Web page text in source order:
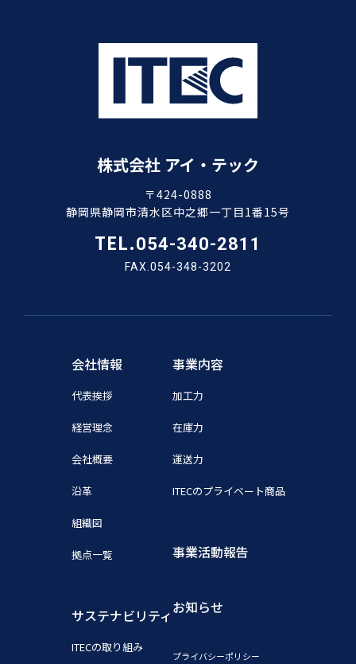
株式会社 アイ・テック
〒424-0888
静岡県静岡市清水区中之郷一丁目1番15号
TEL.054-340-2811
FAX.054-348-3202
会社情報
代表挨拶
経営理念
会社概要
沿革
組織図
拠点一覧
サステナビリティ
ITECの取り組み
事業内容
加工力
在庫力
運送力
ITECのプライベート商品
事業活動報告
お知らせ
プライバシーポリシー